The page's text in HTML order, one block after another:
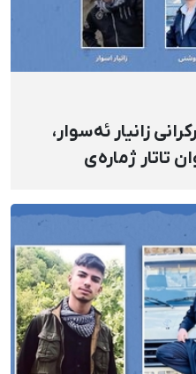
زانیار ئەسوار،
تاتار ژمارەی